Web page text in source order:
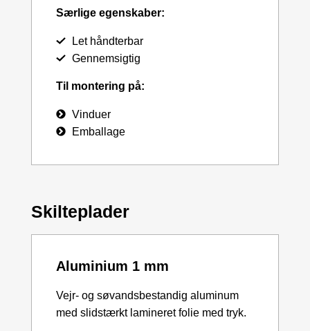
Særlige egenskaber:
Let håndterbar
Gennemsigtig
Til montering på:
Vinduer
Emballage
Skilteplader
Aluminium 1 mm
Vejr- og søvandsbestandig aluminum
med slidstærkt lamineret folie med tryk.